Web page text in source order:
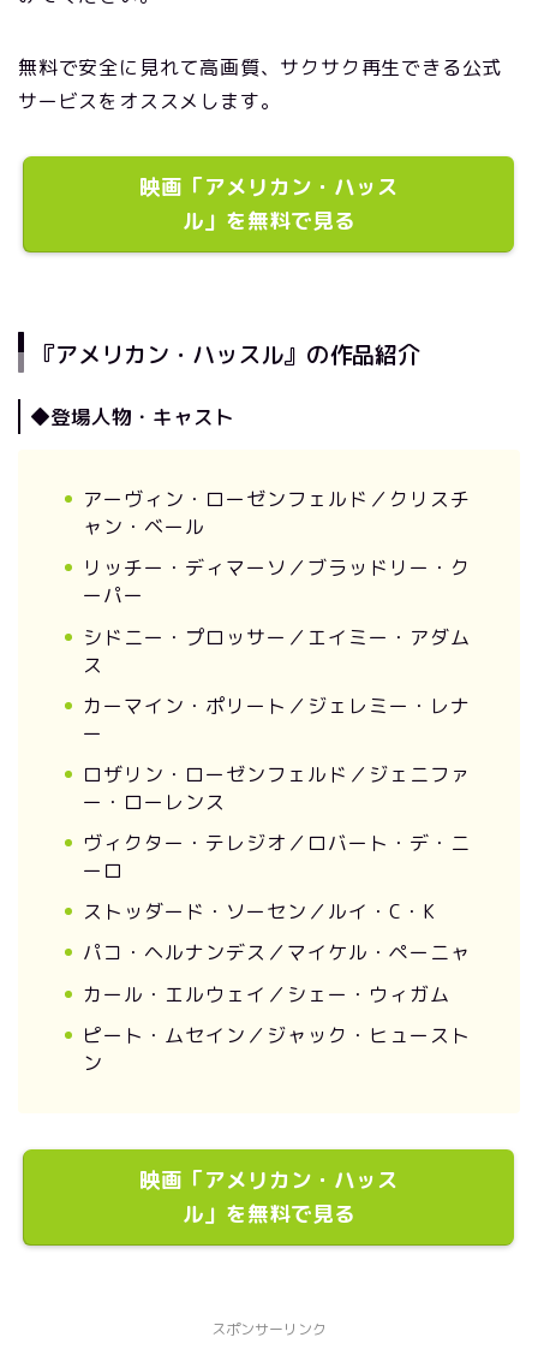
無料で安全に見れて高画質、サクサク再生できる公式
サービスをオススメします。
映画「アメリカン・ハッス
ル」を無料で見る
『アメリカン・ハッスル』の作品紹介
◆登場人物・キャスト
アーヴィン・ローゼンフェルド／クリスチ
ャン・ベール
リッチー・ディマーソ／ブラッドリー・ク
ーパー
シドニー・プロッサー／エイミー・アダム
ス
カーマイン・ポリート／ジェレミー・レナ
ー
ロザリン・ローゼンフェルド／ジェニファ
ー・ローレンス
ヴィクター・テレジオ／ロバート・デ・ニ
ーロ
ストッダード・ソーセン／ルイ・C・K
パコ・ヘルナンデス／マイケル・ペーニャ
カール・エルウェイ／シェー・ウィガム
ピート・ムセイン／ジャック・ヒュースト
ン
映画「アメリカン・ハッス
ル」を無料で見る
スポンサーリンク